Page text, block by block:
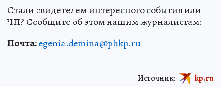
Стали свидетелем интересного события или
ЧП? Сообщите об этом нашим журналистам:
Почта:egenia.demina@phkp.ru
Источник: kp.ru